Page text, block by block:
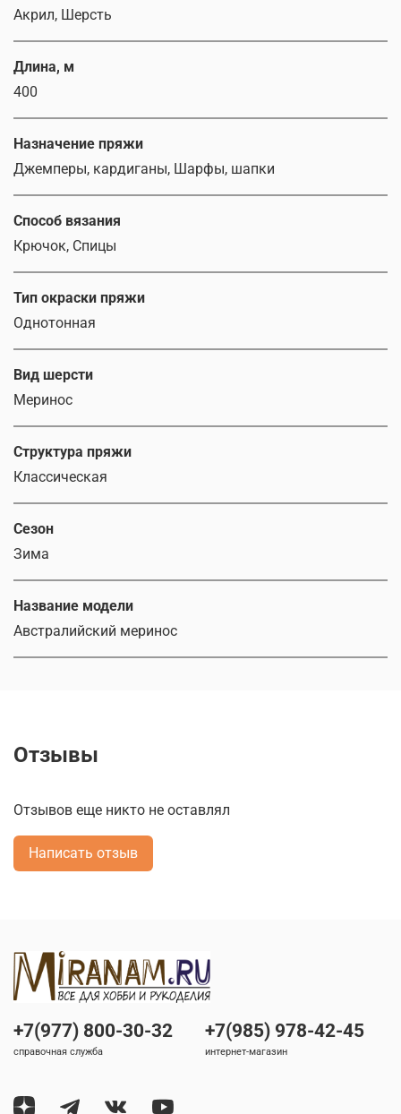
Акрил, Шерсть
Длина, м
400
Назначение пряжи
Джемперы, кардиганы, Шарфы, шапки
Способ вязания
Крючок, Спицы
Тип окраски пряжи
Однотонная
Вид шерсти
Меринос
Структура пряжи
Классическая
Сезон
Зима
Название модели
Австралийский меринос
Отзывы
Отзывов еще никто не оставлял
Написать отзыв
+7(977) 800-30-32
справочная служба
+7(985) 978-42-45
интернет-магазин